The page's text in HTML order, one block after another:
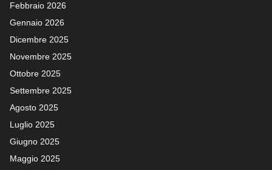
Febbraio 2026
Gennaio 2026
Dicembre 2025
Novembre 2025
Ottobre 2025
Settembre 2025
Agosto 2025
Luglio 2025
Giugno 2025
Maggio 2025